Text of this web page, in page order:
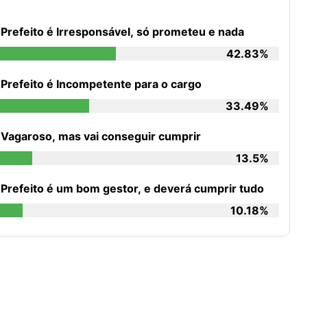
Prefeito é Irresponsável, só prometeu e nada
42.83%
Prefeito é Incompetente para o cargo
33.49%
Vagaroso, mas vai conseguir cumprir
13.5%
Prefeito é um bom gestor, e deverá cumprir tudo
10.18%